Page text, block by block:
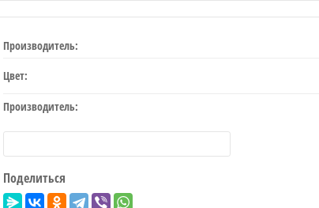
Производитель:
Цвет:
Производитель:
Поделиться